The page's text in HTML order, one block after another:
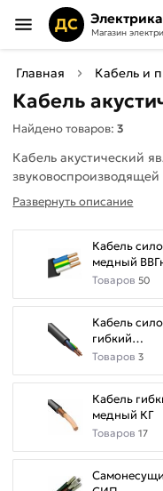
ДС Электрика
Магазин
Главная Кабель и
Кабель
Найдено товаров:3
Кабель акустический
звуковоспроизводящей
Развернуть описание
Кабель
медный
Товаров 50
Кабель
гибкий
КГВВнг(А)-LS
Товаров 3
Кабель
медный КГ
Товаров 17
Фильтры
Найдено товаров:
наличии
Со
скидкой
Цена
Прозрачный
Материал
алюминий